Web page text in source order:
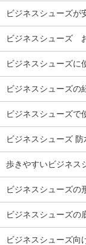
ビジネスシューズが
ビジネスシューズ
ビジネスシューズに
ビジネスシューズの
ビジネスシューズで
ビジネスシューズ
歩きやすいビジネス
ビジネスシューズの
ビジネスシューズの
ビジネスシューズ向